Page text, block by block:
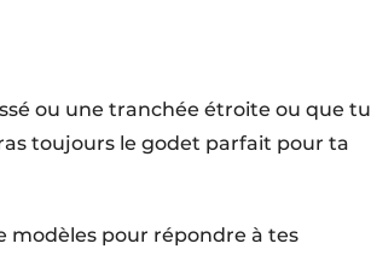
ou une tranchée étroite ou que tu
toujours le godet parfait pour ta
modèles pour répondre à tes